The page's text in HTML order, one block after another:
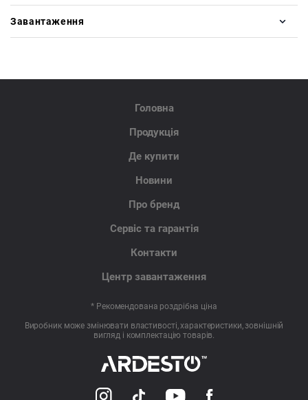
Завантаження
Головна
Продукція
Де купити
Новини
Про бренд
Сервіс та гарантія
Контакти
Центр завантаження
* Рекомендована роздрібна ціна
Виробник може змінювати властивості, характеристики, зовнішній
вигляд і комплектацію товарів.